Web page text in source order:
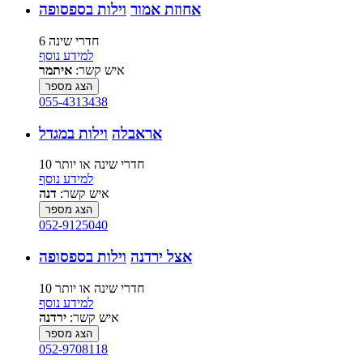
אחוזת אמור וילות בספסופה
6 חדרי שינה
למידע נוסף
איש קשר: איתמר
הצג מספר
055-4313438
אראבלה וילות במגדל
10 חדרי שינה או יותר
למידע נוסף
איש קשר: דנה
הצג מספר
052-9125040
אצל ירדנה וילות בספסופה
10 חדרי שינה או יותר
למידע נוסף
איש קשר: ירדנה
הצג מספר
052-9708118